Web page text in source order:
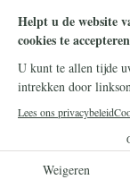
Duizenden
voeten van
Op de liturgische
duizenden
Onbevlekt Hart